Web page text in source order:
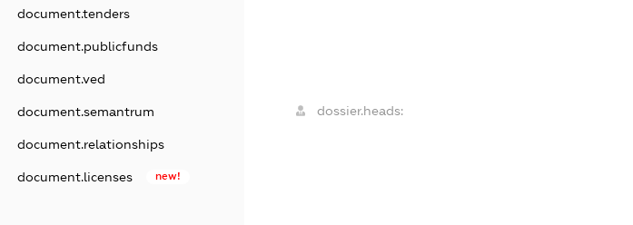
document.tenders
document.publicfunds
document.ved
document.semantrum
document.relationships
document.licenses new!
dossier.heads: